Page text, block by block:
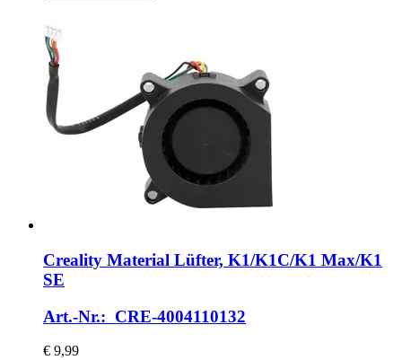
Creality Material Lüfter, K1/K1C/K1 Max/K1
SE
Art.-Nr.: CRE-4004110132
€ 9,99